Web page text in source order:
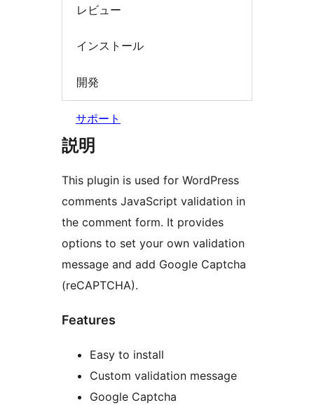
レビュー
インストール
開発
サポート
説明
This plugin is used for WordPress
comments JavaScript validation in
the comment form. It provides
options to set your own validation
message and add Google Captcha
(reCAPTCHA).
Features
Easy to install
Custom validation message
Google Captcha